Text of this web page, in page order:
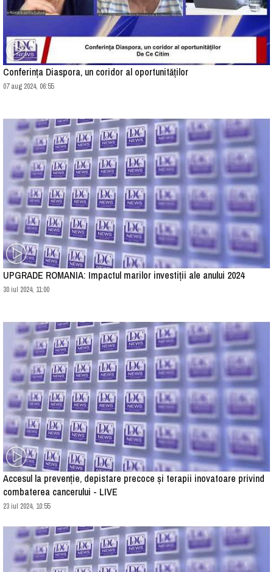
Conferința Diaspora, un coridor al oportunităților
07 aug 2024, 06:55
UPGRADE ROMANIA: Impactul marilor investiții ale anului 2024
30 iul 2024, 11:00
Accesul la prevenție, depistare precoce și terapii inovatoare privind
combaterea cancerului - LIVE
23 iul 2024, 10:55